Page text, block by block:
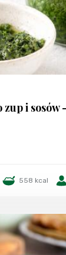
zup i sosów
558 kcal